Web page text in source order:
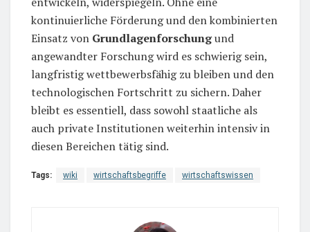
kontinuierliche Förderung und den kombinierten
Einsatz von Grundlagenforschungund
angewandter Forschung wird es schwierig sein,
langfristig wettbewerbsfähig zu bleiben und den
technologischen Fortschritt zu sichern. Daher
bleibt es essentiell, dass sowohl staatliche als
auch private Institutionen weiterhin intensiv in
diesen Bereichen tätig sind.
Tags: wiki wirtschaftsbegriffe wirtschaftswissen